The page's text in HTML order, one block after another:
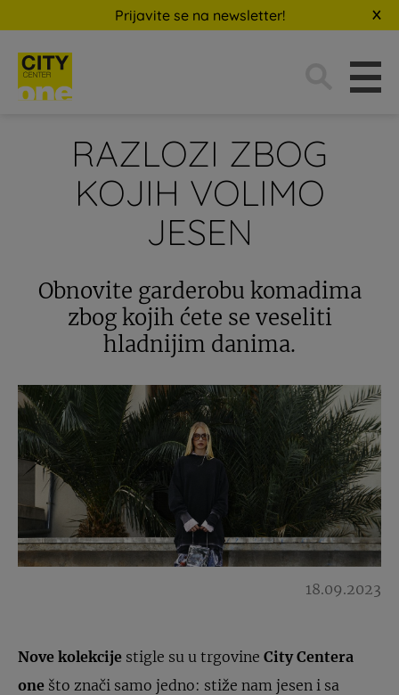
Prijavite se na newsletter!
RAZLOZI ZBOG
KOJIH VOLIMO
JESEN
Obnovite garderobu komadima
zbog kojih ćete se veseliti
hladnijim danima.
18.09.2023
Nove kolekcije stigle su u trgovine City Centera
one što znači samo jedno: stiže nam jesen i sa